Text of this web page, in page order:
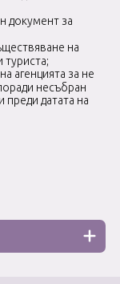
документ за
на
агенцията за не
несъбран
датата на